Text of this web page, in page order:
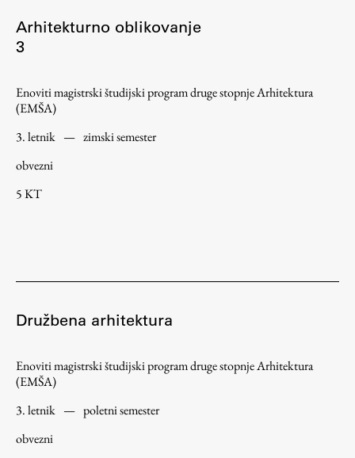
Spletna učilnica
ŠIS (SI)
Aktualno
Obvestila
Inštituti
Arhitekturno oblikovanje
3
Enoviti magistrski študijski program druge stopnje Arhitektura
(EMŠA)
3. letnik — zimski semester
obvezni
5 KT
Družbena arhitektura
Enoviti magistrski študijski program druge stopnje Arhitektura
(EMŠA)
3. letnik — poletni semester
obvezni